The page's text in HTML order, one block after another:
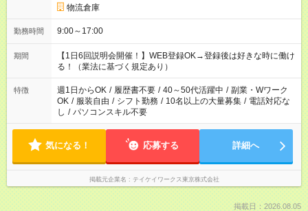
物流倉庫
勤務時間 9:00～17:00
期間
【1日6回説明会開催！】WEB登録OK→登録後は好きな時に働け
る！（業法に基づく規定あり）
特徴 週1日からOK / 履歴書不要 / 40～50代活躍中 / 副業・Wワーク
OK / 服装自由 / シフト勤務 / 10名以上の大量募集 / 電話対応な
し / パソコンスキル不要
気になる！ 応募する 詳細へ
掲載元企業名 テイケイワークス東京株式会社
掲載日：2026.08.05